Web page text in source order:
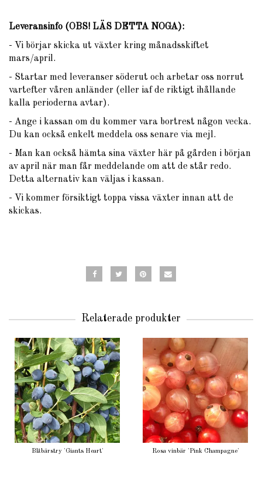
Leveransinfo (OBS! LÄS DETTA NOGA):
- Vi börjar skicka ut växter kring månadsskiftet
mars/april.
- Startar med leveranser söderut och arbetar oss norrut
vartefter våren anländer (eller iaf de riktigt ihållande
kalla perioderna avtar).
- Ange i kassan om du kommer vara bortrest någon vecka.
Du kan också enkelt meddela oss senare via mejl.
- Man kan också hämta sina växter här på gården i början
av april när man får meddelande om att de står redo.
Detta alternativ kan väljas i kassan.
- Vi kommer försiktigt toppa vissa växter innan att de
skickas.
Relaterade produkter
Blåbärstry 'Giants Heart' Rosa vinbär 'Pink Champagne'